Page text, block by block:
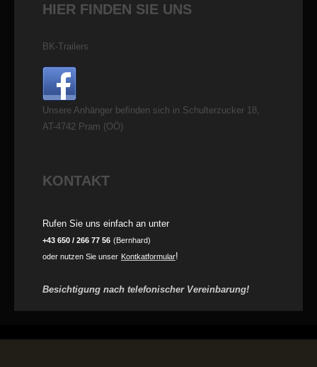
HIER FINDEN SIE UNS
BK-Trailers
Unsere Anhänger befinden sich in Schulterzucker 18,
AT-4742 Pram (OÖ)
KONTAKT
Rufen Sie uns einfach an unter
+43 650 / 266 77 56 (Bernhard)
oder nutzen Sie unser Kontkatformular!
Besichtigung nach telefonischer Vereinbarung!